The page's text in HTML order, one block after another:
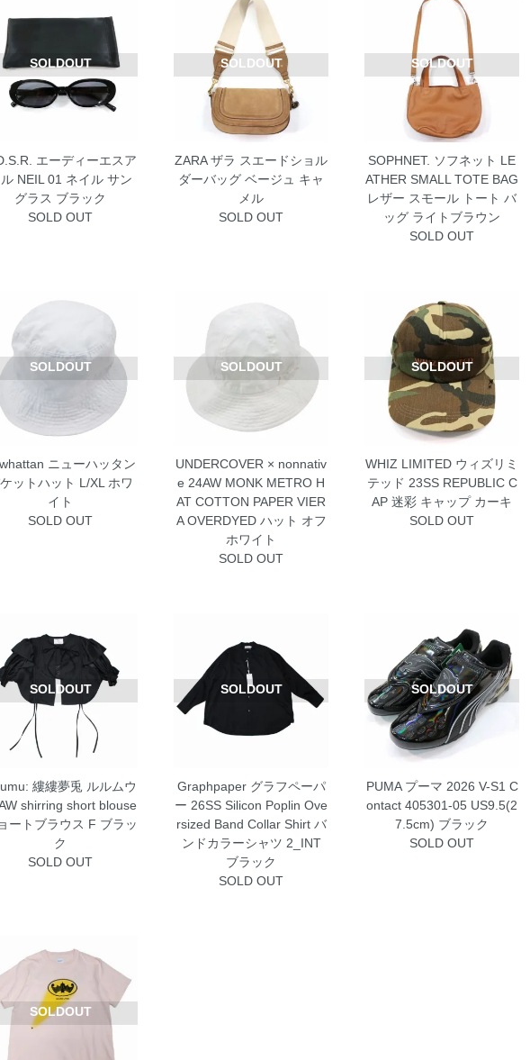
SOLDOUT
エーディーエスア
NEIL 01 ネイル サン
グラス ブラック
SOLD OUT
SOLDOUT
ZARA ザラ スエードショル
ダーバッグ ベージュ キャ
メル
SOLD OUT
SOLDOUT
SOPHNET. ソフネット LE
ATHER SMALL TOTE BAG
レザー スモール トート バ
ッグ ライトブラウン
SOLD OUT
SOLDOUT
ニューハッタン
ットハット L/XL ホワ
イト
SOLD OUT
SOLDOUT
UNDERCOVER × nonnativ
e 24AW MONK METRO H
AT COTTON PAPER VIER
A OVERDYED ハット オフ
ホワイト
SOLD OUT
SOLDOUT
WHIZ LIMITED ウィズリミ
テッド 23SS REPUBLIC C
AP 迷彩 キャップ カーキ
SOLD OUT
SOLDOUT
縷縷夢兎 ルルムウ
shirring short blouse
ートブラウス F ブラッ
ク
SOLD OUT
SOLDOUT
Graphpaper グラフペーパ
ー 26SS Silicon Poplin Ove
rsized Band Collar Shirt バ
ンドカラーシャツ 2_INT
ブラック
SOLD OUT
SOLDOUT
PUMA プーマ 2026 V-S1 C
ontact 405301-05 US9.5(2
7.5cm) ブラック
SOLD OUT
SOLDOUT